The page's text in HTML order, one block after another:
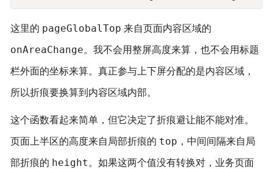
这里的 pageGlobalTop 来自页面内容区域的
onAreaChange。我不会用整屏高度来算，也不会用标题
栏外面的坐标来算。真正参与上下屏分配的是内容区域，
所以折痕要换算到内容区域内部。
这个函数看起来简单，但它决定了折痕避让能不能对准。
页面上半区的高度来自局部折痕的 top ，中间间隔来自局
部折痕的 height 。如果这两个值没有转换对，业务页面